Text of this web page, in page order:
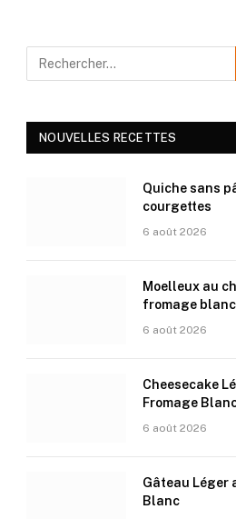
NOUVELLES RECETTES
Quiche sans
courgettes
6 août 2026
Moelleux au
fromage blanc
6 août 2026
Cheesecake
Fromage
6 août 2026
Gâteau Léger
Blanc